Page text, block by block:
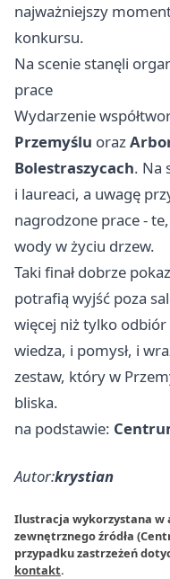
najważniejszy
konkursu.
Na scenie stanęli
prace
Wydarzenie
Przemyślu oraz
Bolestraszycach. Na
i laureaci, a uwagę
nagrodzone prace -
wody w życiu drzew.
Taki finał dobrze
potrafią wyjść poza
więcej niż tylko odbiór
wiedza, i pomysł, i
zestaw, który w
bliska.
na podstawie:
Autor:krystian
Ilustracja wykorzystana w
zewnętrznego źródła
przypadku zastrzeżeń
kontakt.